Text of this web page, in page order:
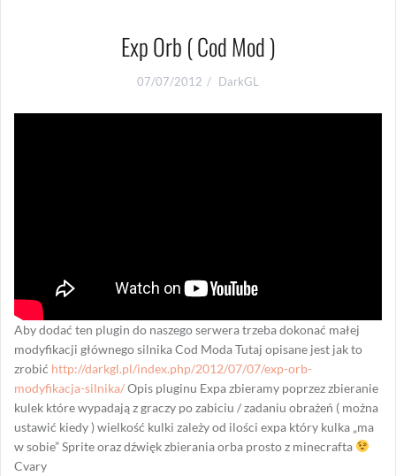
Exp Orb ( Cod Mod )
07/07/2012 DarkGL
Aby dodać ten plugin do naszego serwera trzeba dokonać małej
modyfikacji głównego silnika Cod Moda Tutaj opisane jest jak to
zrobić http://darkgl.pl/index.php/2012/07/07/exp-orb-
modyfikacja-silnika/Opis pluginu Expa zbieramy poprzez zbieranie
kulek które wypadają z graczy po zabiciu / zadaniu obrażeń ( można
ustawić kiedy ) wielkość kulki zależy od ilości expa który kulka „ma
w sobie” Sprite oraz dźwięk zbierania orba prosto z minecrafta
Cvary